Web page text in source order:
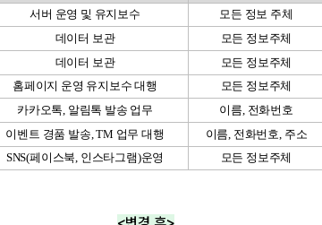
서버 운영 및 유지보수 모든 정보 주체
데이터 보관 모든 정보주체
데이터 보관 모든 정보주체
홈페이지 운영 유지보수 대행 모든 정보주체
카카오톡, 알림톡 발송 업무 이름, 전화번호
이벤트 경품 발송, TM 업무 대행 이름, 전화번호, 주소
SNS(페이스북, 인스타그램)운영 모든 정보주체